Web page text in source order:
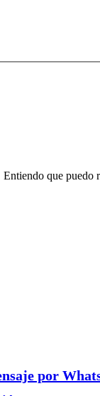
que puedo
por